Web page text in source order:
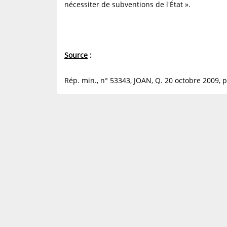
nécessiter de subventions de l'État ».
Source :
Rép. min., n° 53343, JOAN, Q. 20 octobre 2009,